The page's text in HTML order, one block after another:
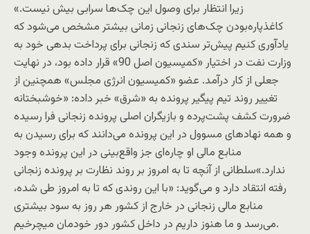
زیرا انتظار برای وصول این چک‌ها سرابی بیش نیست.»
کاغذپاره‌بودن چک‌های زنجانی زمانی بیشتر مشخص می‌شود که
یادآوری کنیم پیش‌تر سندی که زنجانی برای پرداخت بدهی خود به
وزارت نفت در اختیار «کمیسیون اصل 90» قرار داده بود، در نهایت
جعلی از کار درآمد. عضو «کمیسیون انرژی مجلس» همچنین از
تغییر روند تیم پیگیر پرونده به «شرق» خبر داده: «خوشبختانه
ضرورت کشف پشت‌پرده و بازیگران اصلی پرونده زنجانی فرا رسیده
و همه نهادهای مسوول در این پرونده می‌دانند که برای رسیدن به
منابع مالی او چاره‌ای جز واقع‌بینی در این پرونده وجود
ندارد.»سلطانی از آنچه تا به امروز بر روند نظارت بر پرونده زنجانی
رفته انتقاد دارد و می‌گوید: «با این روندی که تا به امروز طی شده،
منابع مالی زنجانی در خارج از کشور هر روز به سود بیشتری
می‌رسد و ما هنوز داریم در داخل کشور دور خودمان می‏چرخیم.